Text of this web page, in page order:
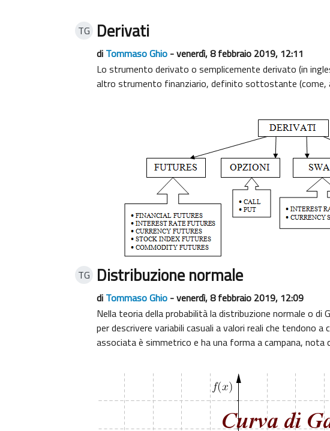
TG Derivati
di Tommaso Ghio - venerdì, 8 febbraio 2019, 12:11
Lo strumento derivato o semplicemente derivato (in
altro strumento finanziario, definito sottostante (come,
TG Distribuzione normale
di Tommaso Ghio - venerdì, 8 febbraio 2019, 12:09
Nella teoria della probabilità la distribuzione normale o
per descrivere variabili casuali a valori reali che tendono
associata è simmetrico e ha una forma a campana, nota